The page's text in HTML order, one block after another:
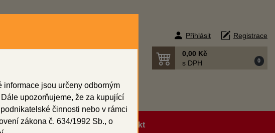
Přihlásit Registrace
0,00 Kč
s DPH
0
Obchodní podmínky Kontakt
informace jsou určeny odborným
upozorňujeme, že za kupující
činnosti nebo v rámci
zákona č. 634/1992 Sb., o